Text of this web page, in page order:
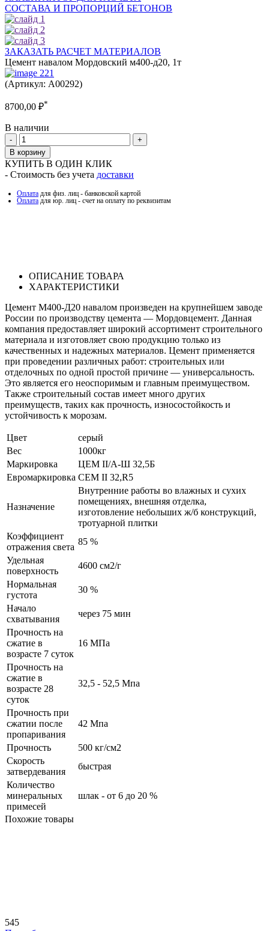
СОСТАВА И ПРОПОРЦИЙ БЕТОНОВ
ЗАКАЗАТЬ РАСЧЕТ МАТЕРИАЛОВ
Цемент навалом Мордовский м400-д20, 1т
(Артикул: A00292)
8700,00 ₽*
В наличии
Количество
В корзину
КУПИТЬ В ОДИН КЛИК
- Стоимость без учета доставки
Оплата для физ. лиц - банковской картой
Оплата для юр. лиц - счет на оплату по реквизитам
ОПИСАНИЕ ТОВАРА
ХАРАКТЕРИСТИКИ
Цемент М400-Д20 навалом произведен на крупнейшем заводе
России по производству цемента — Мордовцемент. Данная
компания предоставляет широкий ассортимент строительного
материала и изготовляет свою продукцию только из
качественных и надежных материалов. Цемент применяется
при проведении различных работ: строительных или
отделочных по одной простой причине — универсальность.
Это является его неоспоримым и главным преимуществом.
Также строительный состав имеет много других
преимуществ, таких как прочность, износостойкость и
устойчивость к морозам.
Цвет
серый
Вес
1000кг
Маркировка
ЦЕМ II/А-Ш 32,5Б
Евромаркировка CEM II 32,R5
Назначение
Внутренние работы во влажных и сухих
помещениях, внешняя отделка,
изготовление небольших ж/б конструкций,
тротуарной плитки
Коэффициент
отражения света
85 %
Удельная
поверхность
4600 см2/г
Нормальная
густота
30 %
Начало
схватывания
через 75 мин
Прочность на
сжатие в
возрасте 7 суток
16 МПа
Прочность на
сжатие в
возрасте 28
суток
32,5 - 52,5 Мпа
Прочность при
сжатии после
пропаривания
42 Мпа
Прочность
500 кг/см2
Скорость
затвердевания
быстрая
Количество
минеральных
примесей
шлак - от 6 до 20 %
Похожие товары
545